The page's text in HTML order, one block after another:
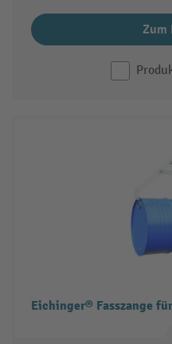
Zum
Eichinger® Fasszange